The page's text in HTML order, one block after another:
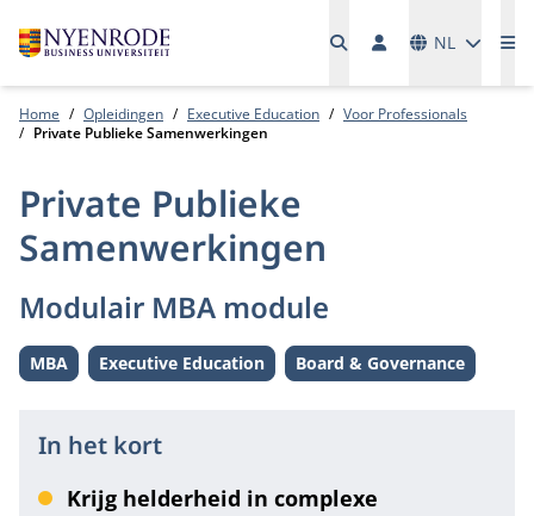
NL
Home Opleidingen Executive Education
Voor Professionals
Private Publieke Samenwerkingen
Private Publieke
Samenwerkingen
Modulair MBA module
Level:
MBA Level:
Executive Education Thema:
Board & Governance
In het kort
Krijg helderheid in complexe